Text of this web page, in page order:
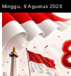
to
content
Minggu, 9 Agustus 2026